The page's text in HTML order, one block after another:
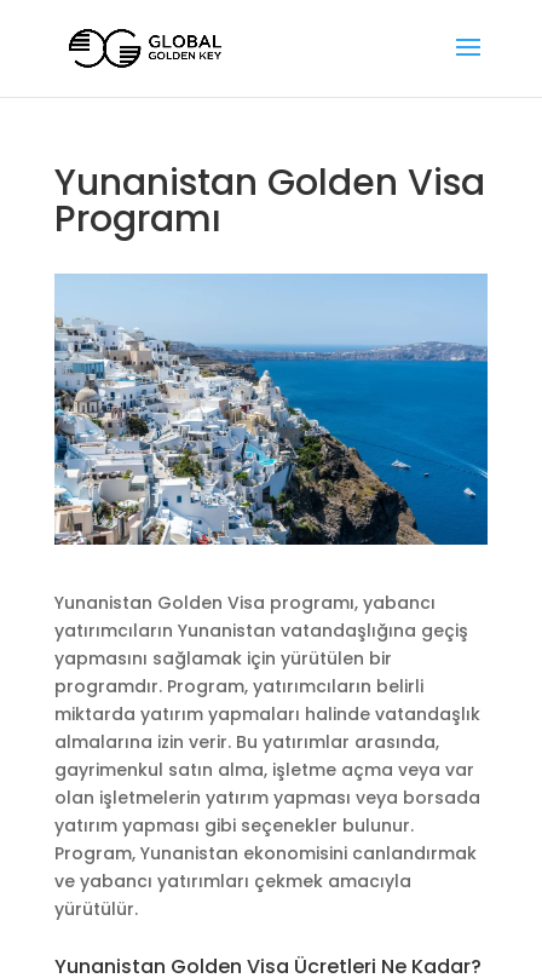
Yunanistan Golden Visa
Programı
Yunanistan Golden Visa programı, yabancı
yatırımcıların Yunanistan vatandaşlığına geçiş
yapmasını sağlamak için yürütülen bir
programdır. Program, yatırımcıların belirli
miktarda yatırım yapmaları halinde vatandaşlık
almalarına izin verir. Bu yatırımlar arasında,
gayrimenkul satın alma, işletme açma veya var
olan işletmelerin yatırım yapması veya borsada
yatırım yapması gibi seçenekler bulunur.
Program, Yunanistan ekonomisini canlandırmak
ve yabancı yatırımları çekmek amacıyla
yürütülür.
Yunanistan Golden Visa Ücretleri Ne Kadar?